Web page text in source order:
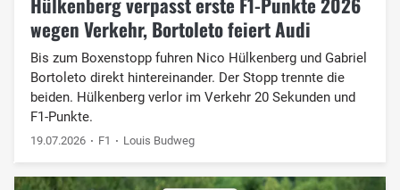
wegen Verkehr, Bortoleto feiert Audi
Bis zum Boxenstopp fuhren Nico Hülkenberg und Gabriel
Bortoleto direkt hintereinander. Der Stopp trennte die
beiden. Hülkenberg verlor im Verkehr 20 Sekunden und
F1-Punkte.
19.07.2026 F1 Louis Budweg